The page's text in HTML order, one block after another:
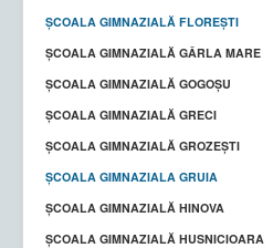
ȘCOALA GIMNAZIALĂ FLOREȘTI
ȘCOALA GIMNAZIALĂ GÂRLA MARE
ȘCOALA GIMNAZIALĂ GOGOȘU
ȘCOALA GIMNAZIALĂ GRECI
ȘCOALA GIMNAZIALĂ GROZEȘTI
ŞCOALA GIMNAZIALA GRUIA
ȘCOALA GIMNAZIALĂ HINOVA
ȘCOALA GIMNAZIALĂ HUSNICIOARA